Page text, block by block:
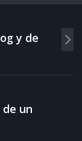
y de
un